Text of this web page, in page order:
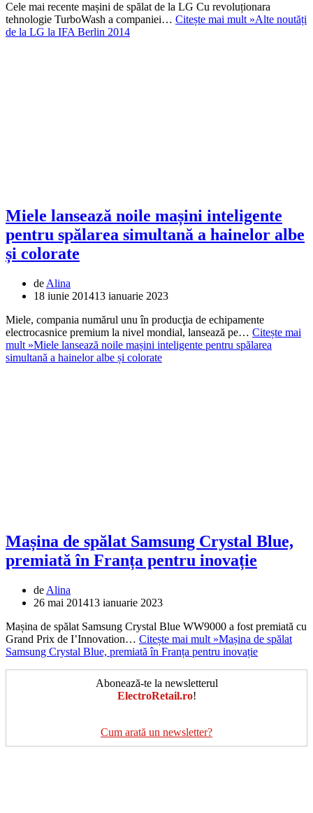
Cele mai recente mașini de spălat de la LG Cu revoluționara
tehnologie TurboWash a companiei… Citește mai mult »Alte noutăți
de la LG la IFA Berlin 2014
Miele lansează noile mașini inteligente
pentru spălarea simultană a hainelor albe
și colorate
de Alina
18 iunie 201413 ianuarie 2023
Miele, compania numărul unu în producţia de echipamente
electrocasnice premium la nivel mondial, lansează pe… Citește mai
mult »Miele lansează noile mașini inteligente pentru spălarea
simultană a hainelor albe și colorate
Mașina de spălat Samsung Crystal Blue,
premiată în Franța pentru inovație
de Alina
26 mai 201413 ianuarie 2023
Mașina de spălat Samsung Crystal Blue WW9000 a fost premiată cu
Grand Prix de I’Innovation… Citește mai mult »Mașina de spălat
Samsung Crystal Blue, premiată în Franța pentru inovație
Abonează-te la newsletterul
ElectroRetail.ro!
Cum arată un newsletter?